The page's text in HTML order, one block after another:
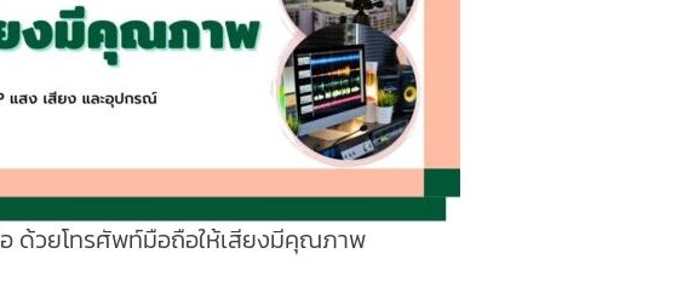
อ ด้วยโทรศัพท์มือถือให้เสียงมีคุณภาพ